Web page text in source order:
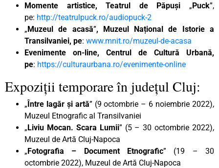
Momente artistice, Teatrul de Păpuși „Puck”,
pe: http://teatrulpuck.ro/audiopuck-2
„Muzeul de acasă”, Muzeul Național de Istorie a
Transilvaniei, pe: www.mnit.ro/muzeul-de-acasa
Evenimente on-line, Centrul de Cultură Urbană,
pe: https://culturaurbana.ro/evenimente-online
Expoziții temporare în județul Cluj:
„Între lagăr și artă” (9 octombrie – 6 noiembrie 2022),
Muzeul Etnografic al Transilvaniei
„Liviu Mocan. Scara Lumii” (5 – 30 octombrie 2022),
Muzeul de Artă Cluj-Napoca
„Fotografia – Document Etnografic” (19 – 30
octombrie 2022), Muzeul de Artă Cluj-Napoca